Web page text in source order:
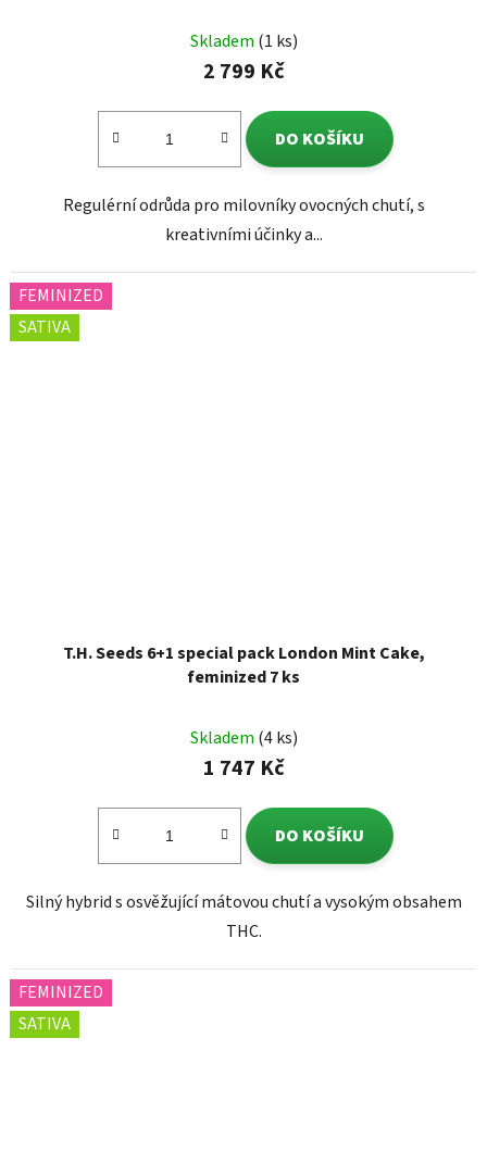
Skladem (1 ks)
2 799 Kč
DO KOŠÍKU
Regulérní odrůda pro milovníky ovocných chutí, s
kreativními účinky a...
FEMINIZED
SATIVA
T.H. Seeds 6+1 special pack London Mint Cake,
feminized 7 ks
Skladem (4 ks)
1 747 Kč
DO KOŠÍKU
Silný hybrid s osvěžující mátovou chutí a vysokým obsahem
THC.
FEMINIZED
SATIVA